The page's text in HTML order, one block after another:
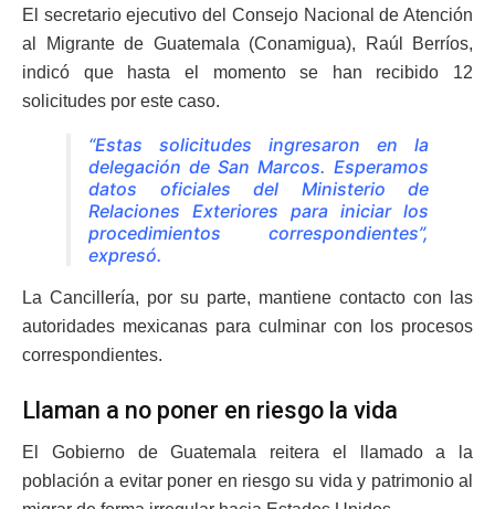
El secretario ejecutivo del Consejo Nacional de Atención
al Migrante de Guatemala (Conamigua), Raúl Berríos,
indicó que hasta el momento se han recibido 12
solicitudes por este caso.
“Estas solicitudes ingresaron en la
delegación de San Marcos. Esperamos
datos oficiales del Ministerio de
Relaciones Exteriores para iniciar los
procedimientos correspondientes”,
expresó.
La Cancillería, por su parte, mantiene contacto con las
autoridades mexicanas para culminar con los procesos
correspondientes.
Llaman a no poner en riesgo la vida
El Gobierno de Guatemala reitera el llamado a la
población a evitar poner en riesgo su vida y patrimonio al